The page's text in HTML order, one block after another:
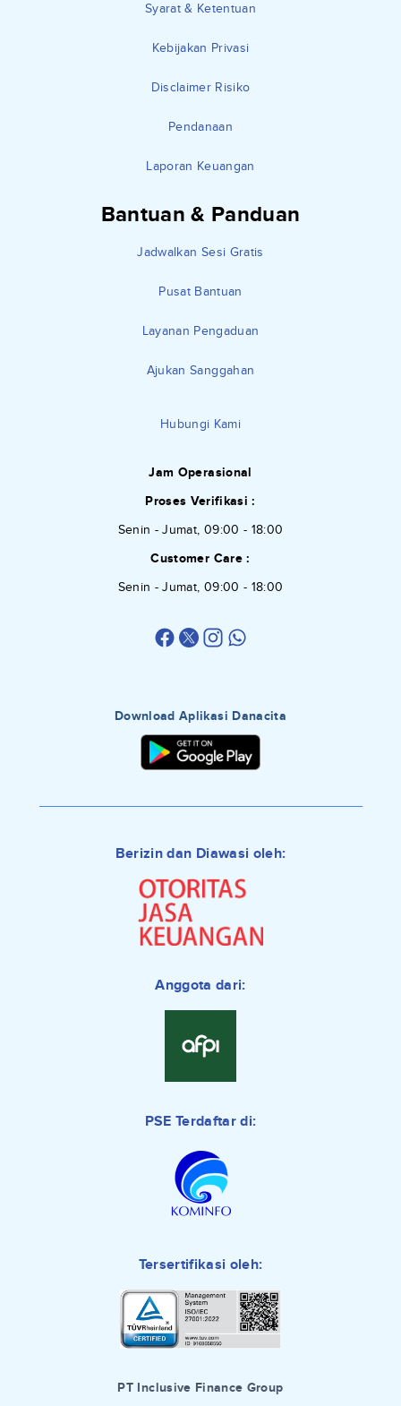
Syarat & Ketentuan
Kebijakan Privasi
Disclaimer Risiko
Pendanaan
Laporan Keuangan
Bantuan & Panduan
Jadwalkan Sesi Gratis
Pusat Bantuan
Layanan Pengaduan
Ajukan Sanggahan
Hubungi Kami
Jam Operasional
Proses Verifikasi :
Senin - Jumat, 09:00 - 18:00
Customer Care :
Senin - Jumat, 09:00 - 18:00
Download Aplikasi Danacita
Berizin dan Diawasi oleh:
Anggota dari:
PSE Terdaftar di:
Tersertifikasi oleh:
PT Inclusive Finance Group